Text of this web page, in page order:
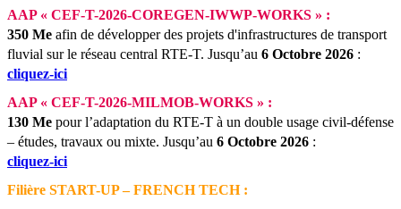
AAP « CEF-T-2026-COREGEN-IWWP-WORKS » :
350 Me afin de développer des projets d'infrastructures de transport
fluvial sur le réseau central RTE-T. Jusqu’au 6 Octobre 2026 :
cliquez-ici
AAP « CEF-T-2026-MILMOB-WORKS » :
130 Me pour l’adaptation du RTE-T à un double usage civil-défense
– études, travaux ou mixte. Jusqu’au 6 Octobre 2026 :
cliquez-ici
Filière START-UP – FRENCH TECH :